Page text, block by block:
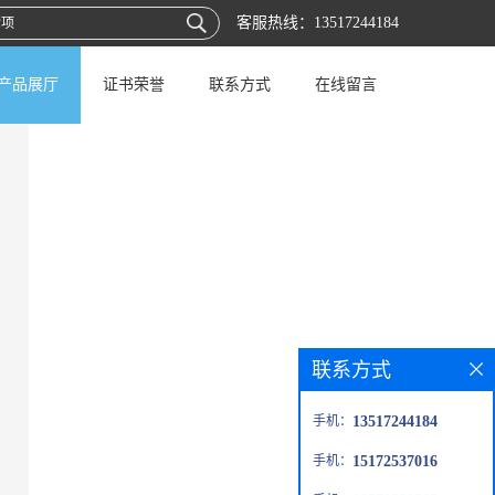
客服热线： 13517244184
品展厅 证书荣誉 联系方式 在线留言
联系方式
手机： 13517244184
手机： 15172537016